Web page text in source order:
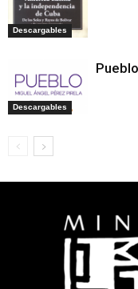
Descargables
Descargables
Pueblo